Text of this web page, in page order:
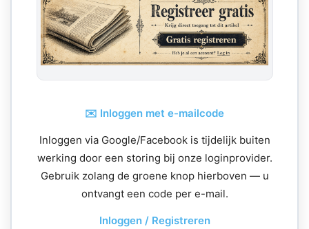
✉️ Inloggen met e-mailcode
Inloggen via Google/Facebook is tijdelijk buiten
werking door een storing bij onze loginprovider.
Gebruik zolang de groene knop hierboven — u
ontvangt een code per e-mail.
Inloggen / Registreren